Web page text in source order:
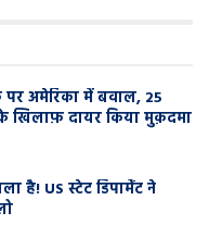
पर अमेरिका में बवाल, 25
खिलाफ़ दायर किया मुक़दमा
है! US स्टेट डिपार्मेंट ने